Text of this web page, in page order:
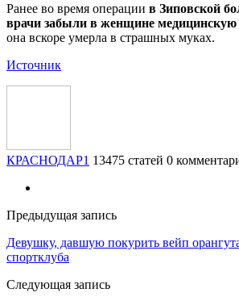
Ранее во время операции в Зиповской
врачи забыли в женщине медицинскую
она вскоре умерла в страшных муках.
Источник
КРАСНОДАР1 13475 статей 0
Предыдущая запись
Девушку, давшую покурить вейп
спортклуба
Следующая запись